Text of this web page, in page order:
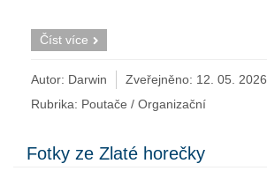
Číst více
Autor: Darwin Zveřejněno: 12. 05. 2026
Rubrika: Poutače / Organizační
Fotky ze Zlaté horečky